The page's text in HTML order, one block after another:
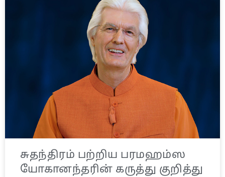
சுதந்திரம் பற்றிய பரமஹம்ஸ
யோகானந்தரின் கருத்து குறித்து